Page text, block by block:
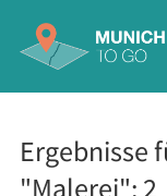
Ergebnisse
"Malerei": 2